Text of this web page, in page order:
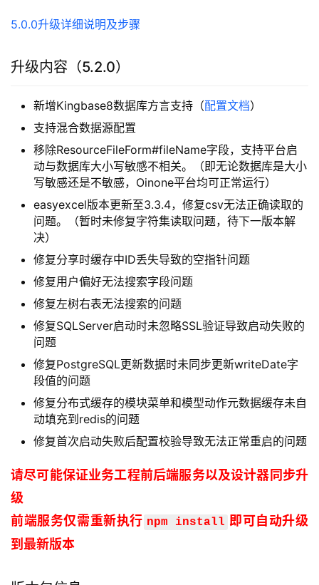
5.0.0升级详细说明及步骤
升级内容（5.2.0）
新增Kingbase8数据库方言支持（配置文档）
支持混合数据源配置
移除ResourceFileForm#fileName字段，支持平台启
动与数据库大小写敏感不相关。（即无论数据库是大小
写敏感还是不敏感，Oinone平台均可正常运行）
easyexcel版本更新至3.3.4，修复csv无法正确读取的
问题。（暂时未修复字符集读取问题，待下一版本解
决）
修复分享时缓存中ID丢失导致的空指针问题
修复用户偏好无法搜索字段问题
修复左树右表无法搜索的问题
修复SQLServer启动时未忽略SSL验证导致启动失败的
问题
修复PostgreSQL更新数据时未同步更新writeDate字
段值的问题
修复分布式缓存的模块菜单和模型动作元数据缓存未自
动填充到redis的问题
修复首次启动失败后配置校验导致无法正常重启的问题
请尽可能保证业务工程前后端服务以及设计器同步升
级
前端服务仅需重新执行 npm install 即可自动升级
到最新版本